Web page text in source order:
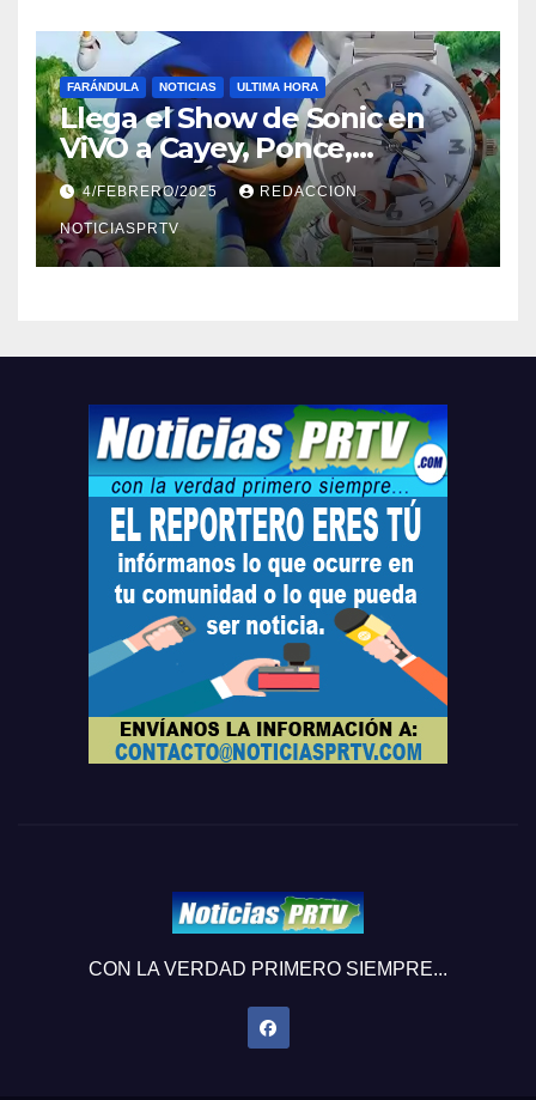
FARÁNDULA NOTICIAS ULTIMA HORA
Llega el Show de Sonic en
ViVO a Cayey, Ponce,
Barceloneta y Humacao,
Relojes gratis para el que
compre ahora….
4/FEBRERO/2025 REDACCION
NOTICIASPRTV
CON LA VERDAD PRIMERO SIEMPRE...